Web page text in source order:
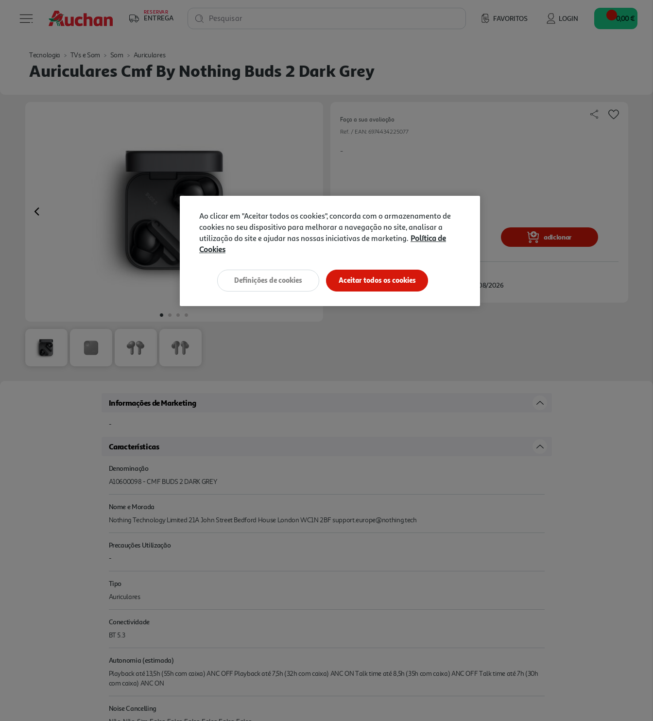
RESERVAR
ENTREGA FAVORITOS LOGIN
Pesquisar 0,00 €
Tecnologia TVs e Som Som Auriculares
Auriculares Cmf By Nothing Buds 2 Dark Grey
Previous Next
Faça a sua avaliação
Ref. / EAN: 6974434225077
-
adicionar
Entrega estimada entre 13/08/2026 e 14/08/2026
Informações de Marketing
-
Características
Denominação
A10600098 - CMF BUDS 2 DARK GREY
Nome e Morada
Nothing Technology Limited 21A John Street Bedford House London WC1N 2BF support.europe@nothing.tech
Precauções Utilização
-
Tipo
Auriculares
Conectividade
BT 5.3
Autonomia (estimada)
Playback até 13,5h (55h com caixa) ANC OFF Playback até 7,5h (32h com caixa) ANC ON Talk time até 8,5h (35h com caixa) ANC OFF Talk time até 7h (30h
com caixa) ANC ON
Noise Cancelling
Ao clicar em "Aceitar todos os cookies", concorda com o armazenamento de
cookies no seu dispositivo para melhorar a navegação no site, analisar a
utilização do site e ajudar nas nossas iniciativas de marketing. Política de
Cookies
Aceitar todos os cookies
Definições de cookies